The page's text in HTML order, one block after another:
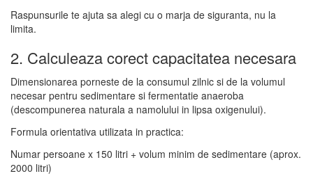
Raspunsurile te ajuta sa alegi cu o marja de siguranta, nu la
limita.
2. Calculeaza corect capacitatea necesara
Dimensionarea porneste de la consumul zilnic si de la volumul
necesar pentru sedimentare si fermentatie anaeroba
(descompunerea naturala a namolului in lipsa oxigenului).
Formula orientativa utilizata in practica:
Numar persoane x 150 litri + volum minim de sedimentare (aprox.
2000 litri)